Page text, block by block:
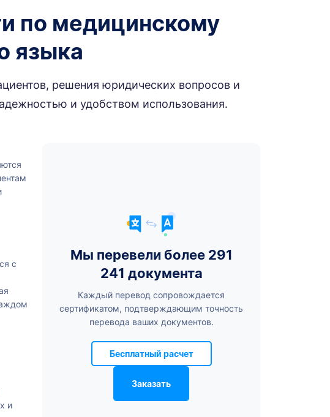
по медицинскому
языка
решения юридических вопросов и
и удобством использования.
с
и
Мы перевели более 291
241 документа
Каждый перевод сопровождается
сертификатом, подтверждающим точность
перевода ваших документов.
Бесплатный расчет
Заказать